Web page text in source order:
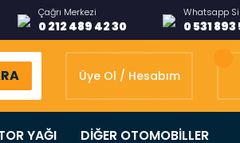
Çağrı Merkezi
0 212 489 42 30
Whatsapp
0 531 893
Üye Ol / Hesabım
YAĞI DİĞER OTOMOBİLLER